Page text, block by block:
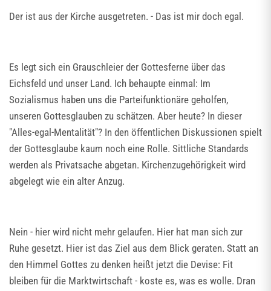
Der ist aus der Kirche ausgetreten. - Das ist mir doch egal.
Es legt sich ein Grauschleier der Gottesferne über das
Eichsfeld und unser Land. Ich behaupte einmal: Im
Sozialismus haben uns die Parteifunktionäre geholfen,
unseren Gottesglauben zu schätzen. Aber heute? In dieser
"Alles-egal-Mentalität"? In den öffentlichen Diskussionen spielt
der Gottesglaube kaum noch eine Rolle. Sittliche Standards
werden als Privatsache abgetan. Kirchenzugehörigkeit wird
abgelegt wie ein alter Anzug.
Nein - hier wird nicht mehr gelaufen. Hier hat man sich zur
Ruhe gesetzt. Hier ist das Ziel aus dem Blick geraten. Statt an
den Himmel Gottes zu denken heißt jetzt die Devise: Fit
bleiben für die Marktwirtschaft - koste es, was es wolle. Dran